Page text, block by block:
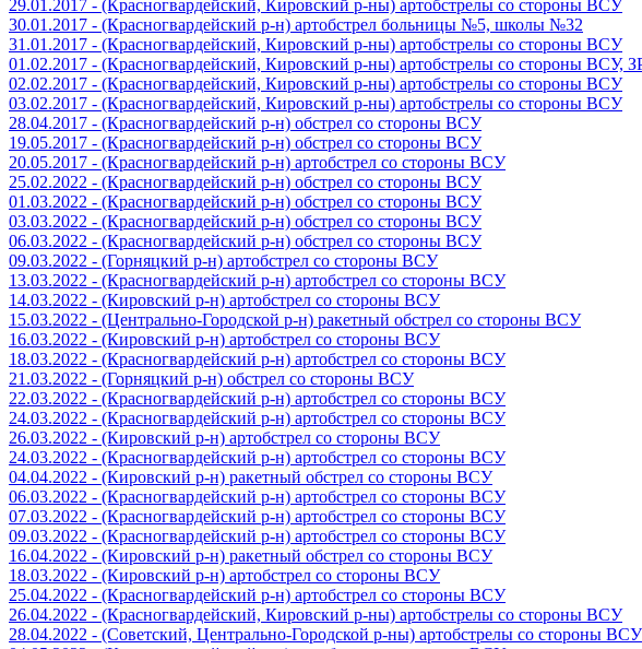
29.01.2017 - (Красногвардейский, Кировский р-ны) артобстрелы со стороны ВСУ
30.01.2017 - (Красногвардейский р-н) артобстрел больницы №5, школы №32
31.01.2017 - (Красногвардейский, Кировский р-ны) артобстрелы со стороны ВСУ
01.02.2017 - (Красногвардейский, Кировский р-ны) артобстрелы со стороны ВСУ,
02.02.2017 - (Красногвардейский, Кировский р-ны) артобстрелы со стороны ВСУ
03.02.2017 - (Красногвардейский, Кировский р-ны) артобстрелы со стороны ВСУ
28.04.2017 - (Красногвардейский р-н) обстрел со стороны ВСУ
19.05.2017 - (Красногвардейский р-н) обстрел со стороны ВСУ
20.05.2017 - (Красногвардейский р-н) артобстрел со стороны ВСУ
25.02.2022 - (Красногвардейский р-н) обстрел со стороны ВСУ
01.03.2022 - (Красногвардейский р-н) обстрел со стороны ВСУ
03.03.2022 - (Красногвардейский р-н) обстрел со стороны ВСУ
06.03.2022 - (Красногвардейский р-н) обстрел со стороны ВСУ
09.03.2022 - (Горняцкий р-н) артобстрел со стороны ВСУ
13.03.2022 - (Красногвардейский р-н) артобстрел со стороны ВСУ
14.03.2022 - (Кировский р-н) артобстрел со стороны ВСУ
15.03.2022 - (Центрально-Городской р-н) ракетный обстрел со стороны ВСУ
16.03.2022 - (Кировский р-н) артобстрел со стороны ВСУ
18.03.2022 - (Красногвардейский р-н) артобстрел со стороны ВСУ
21.03.2022 - (Горняцкий р-н) обстрел со стороны ВСУ
22.03.2022 - (Красногвардейский р-н) артобстрел со стороны ВСУ
24.03.2022 - (Красногвардейский р-н) артобстрел со стороны ВСУ
26.03.2022 - (Кировский р-н) артобстрел со стороны ВСУ
24.03.2022 - (Красногвардейский р-н) артобстрел со стороны ВСУ
04.04.2022 - (Кировский р-н) ракетный обстрел со стороны ВСУ
06.03.2022 - (Красногвардейский р-н) артобстрел со стороны ВСУ
07.03.2022 - (Красногвардейский р-н) артобстрел со стороны ВСУ
09.03.2022 - (Красногвардейский р-н) артобстрел со стороны ВСУ
16.04.2022 - (Кировский р-н) ракетный обстрел со стороны ВСУ
18.03.2022 - (Кировский р-н) артобстрел со стороны ВСУ
25.04.2022 - (Красногвардейский р-н) артобстрел со стороны ВСУ
26.04.2022 - (Красногвардейский, Кировский р-ны) артобстрелы со стороны ВСУ
28.04.2022 - (Советский, Центрально-Городской р-ны) артобстрелы со стороны ВСУ